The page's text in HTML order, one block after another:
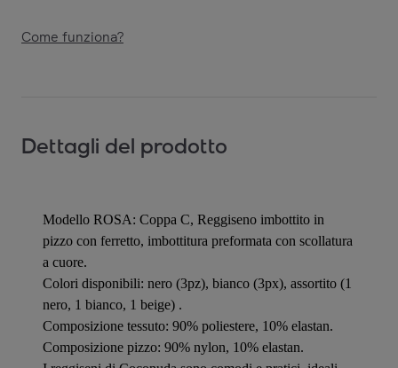
Come funziona?
Dettagli del prodotto
Modello ROSA: Coppa C, Reggiseno imbottito in
pizzo con ferretto, imbottitura preformata con scollatura
a cuore.
Colori disponibili: nero (3pz), bianco (3px), assortito (1
nero, 1 bianco, 1 beige) .
Composizione tessuto: 90% poliestere, 10% elastan.
Composizione pizzo: 90% nylon, 10% elastan.